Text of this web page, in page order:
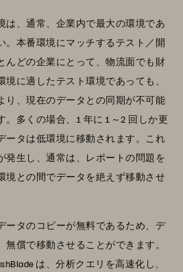
は、通常、企業内で最大の環境であ
。本番環境にマッチするテスト／開
んどの企業にとって、物流面でも財
に適したテスト環境であっても、
り、現在のデータとの同期が不可能
。多くの場合、1 年に 1～2 回しか更
ータは低環境に移動されます。これ
発生し、通常は、レポートの問題を
境との間でデータを絶えず移動させ
ータのコピーが無料であるため、デ
償で移動させることができます。
は、分析クエリを高速化し、